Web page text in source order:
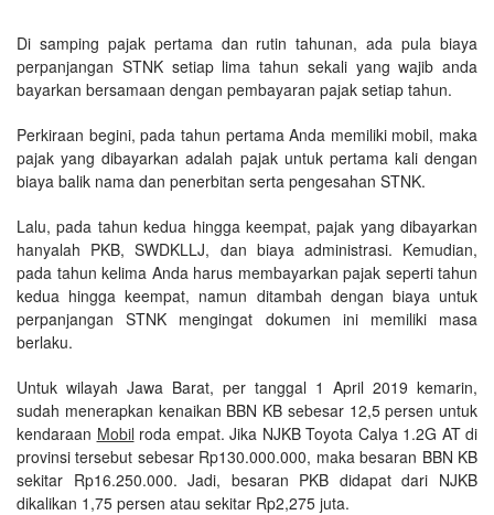
Di samping pajak pertama dan rutin tahunan, ada pula biaya
perpanjangan STNK setiap lima tahun sekali yang wajib anda
bayarkan bersamaan dengan pembayaran pajak setiap tahun.
Perkiraan begini, pada tahun pertama Anda memiliki mobil, maka
pajak yang dibayarkan adalah pajak untuk pertama kali dengan
biaya balik nama dan penerbitan serta pengesahan STNK.
Lalu, pada tahun kedua hingga keempat, pajak yang dibayarkan
hanyalah PKB, SWDKLLJ, dan biaya administrasi. Kemudian,
pada tahun kelima Anda harus membayarkan pajak seperti tahun
kedua hingga keempat, namun ditambah dengan biaya untuk
perpanjangan STNK mengingat dokumen ini memiliki masa
berlaku.
Untuk wilayah Jawa Barat, per tanggal 1 April 2019 kemarin,
sudah menerapkan kenaikan BBN KB sebesar 12,5 persen untuk
kendaraan Mobil roda empat. Jika NJKB Toyota Calya 1.2G AT di
provinsi tersebut sebesar Rp130.000.000, maka besaran BBN KB
sekitar Rp16.250.000. Jadi, besaran PKB didapat dari NJKB
dikalikan 1,75 persen atau sekitar Rp2,275 juta.